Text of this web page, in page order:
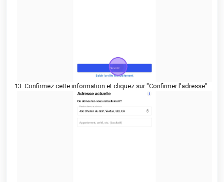
13. Confirmez cette information et cliquez sur "Confirmer l'adresse"